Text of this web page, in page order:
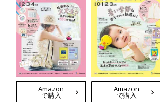
Amazon
で購入
Amazon
で購入